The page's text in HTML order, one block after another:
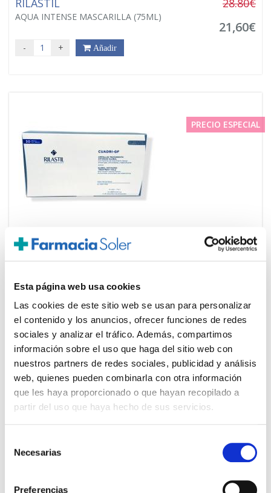
Esta página web usa cookies
Las cookies de este sitio web se usan para personalizar
el contenido y los anuncios, ofrecer funciones de redes
sociales y analizar el tráfico. Además, compartimos
información sobre el uso que haga del sitio web con
nuestros partners de redes sociales, publicidad y análisis
web, quienes pueden combinarla con otra información
que les haya proporcionado o que hayan recopilado a
partir del uso que haya hecho de sus servicios.
Necesarias
Preferencias
AQUA INTENSE MASCARILLA (75ML)
21,60€
- + Añadir
PRECIO ESPECIAL
RILASTIL 58.10€
Añadir
PRECIO ESPECIAL